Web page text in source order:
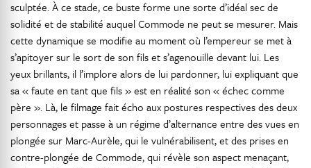
sculptée. À ce stade, ce buste forme une sorte d’idéal sec de
solidité et de stabilité auquel Commode ne peut se mesurer. Mais
cette dynamique se modifie au moment où l’empereur se met à
s’apitoyer sur le sort de son fils et s’agenouille devant lui. Les
yeux brillants, il l’implore alors de lui pardonner, lui expliquant que
sa « faute en tant que fils » est en réalité son « échec comme
père ». Là, le filmage fait écho aux postures respectives des deux
personnages et passe à un régime d’alternance entre des vues en
plongée sur Marc-Aurèle, qui le vulnérabilisent, et des prises en
contre-plongée de Commode, qui révèle son aspect menaçant,